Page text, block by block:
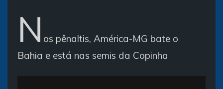
N os pênaltis, América-MG bate o
Bahia e está nas semis da Copinha